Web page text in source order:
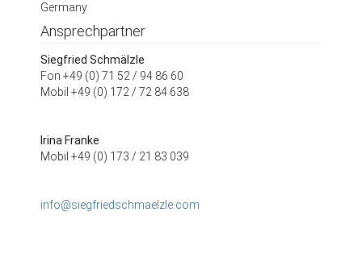
Germany
Ansprechpartner
Siegfried Schmälzle
Fon +49 (0) 71 52 / 94 86 60
Mobil +49 (0) 172 / 72 84 638
Irina Franke
Mobil +49 (0) 173 / 21 83 039
info@siegfriedschmaelzle.com